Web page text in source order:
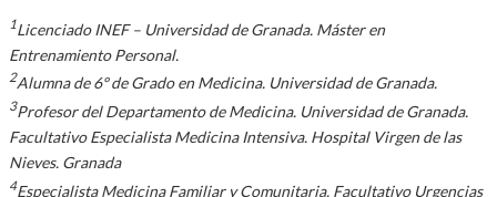
1Licenciado INEF – Universidad de Granada. Máster en
Entrenamiento Personal.
2Alumna de 6º de Grado en Medicina. Universidad de Granada.
3Profesor del Departamento de Medicina. Universidad de Granada.
Facultativo Especialista Medicina Intensiva. Hospital Virgen de las
Nieves. Granada
4Especialista Medicina Familiar y Comunitaria. Facultativo Urgencias